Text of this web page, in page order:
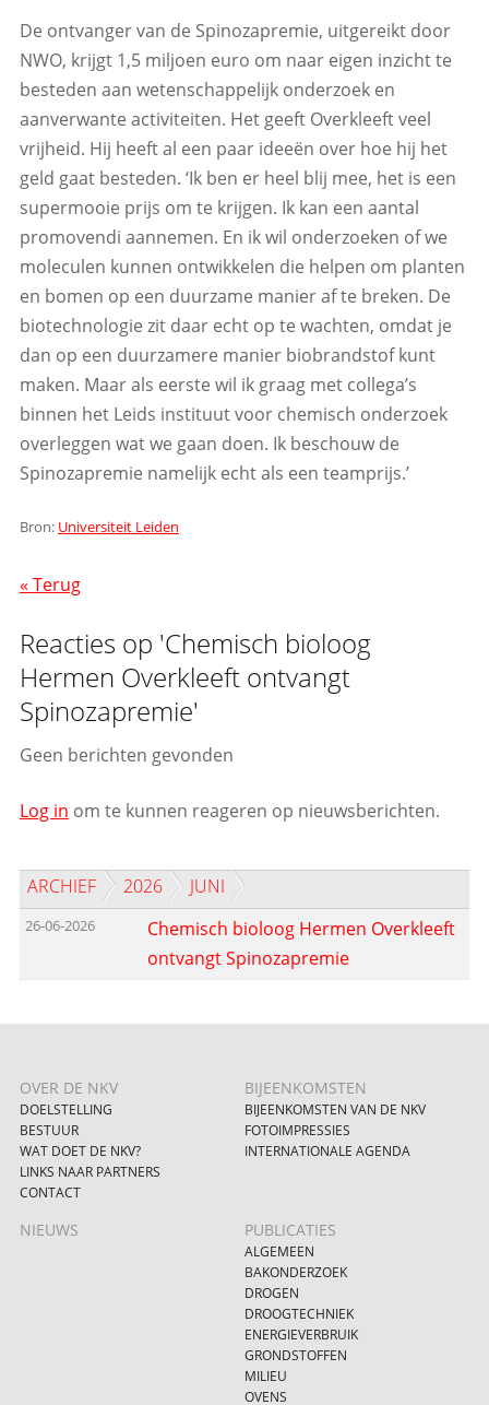
De ontvanger van de Spinozapremie, uitgereikt door
NWO, krijgt 1,5 miljoen euro om naar eigen inzicht te
besteden aan wetenschappelijk onderzoek en
aanverwante activiteiten. Het geeft Overkleeft veel
vrijheid. Hij heeft al een paar ideeën over hoe hij het
geld gaat besteden. ‘Ik ben er heel blij mee, het is een
supermooie prijs om te krijgen. Ik kan een aantal
promovendi aannemen. En ik wil onderzoeken of we
moleculen kunnen ontwikkelen die helpen om planten
en bomen op een duurzame manier af te breken. De
biotechnologie zit daar echt op te wachten, omdat je
dan op een duurzamere manier biobrandstof kunt
maken. Maar als eerste wil ik graag met collega’s
binnen het Leids instituut voor chemisch onderzoek
overleggen wat we gaan doen. Ik beschouw de
Spinozapremie namelijk echt als een teamprijs.’
Bron: Universiteit Leiden
« Terug
Reacties op 'Chemisch bioloog
Hermen Overkleeft ontvangt
Spinozapremie'
Geen berichten gevonden
Log in om te kunnen reageren op nieuwsberichten.
ARCHIEF 2026 JUNI
26-06-2026
Chemisch bioloog Hermen Overkleeft
ontvangt Spinozapremie
OVER DE NKV
DOELSTELLING
BESTUUR
WAT DOET DE NKV?
LINKS NAAR PARTNERS
CONTACT
BIJEENKOMSTEN
BIJEENKOMSTEN VAN DE NKV
FOTOIMPRESSIES
INTERNATIONALE AGENDA
NIEUWS PUBLICATIES
ALGEMEEN
BAKONDERZOEK
DROGEN
DROOGTECHNIEK
ENERGIEVERBRUIK
GRONDSTOFFEN
MILIEU
OVENS